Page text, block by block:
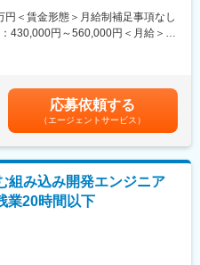
術系動画や勉強が可能
組み
されました。
Technologyですが、在籍人数
る現在成熟期を迎えるも、立ち上
ジニアの気持ちにも寄り添い組織
、GLなどエンジニアの働き方の相
す。
DX、デジタライゼーション提案、
ウェア設計、評価業務
発見およびAI Solutionや自動化を
リード
進化や健康管理の改善を通じて、
題の解決に寄与するべく、デジタ
＜賃金形態＞月給制補足事項なし
430,000円～560,000円＜月給＞
応募依頼する
（エージェントサービス）
組み込み開発エンジニア
業20時間以下